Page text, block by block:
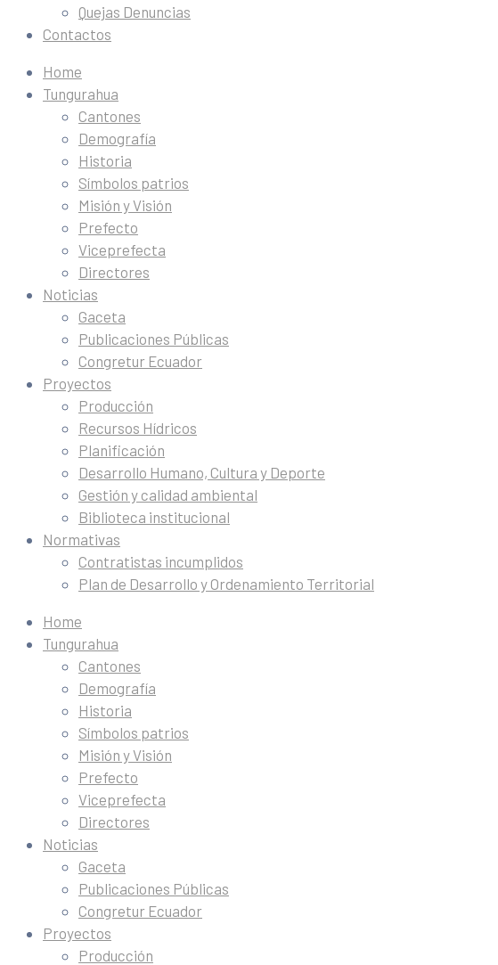
Quejas Denuncias
Contactos
Home
Tungurahua
Cantones
Demografía
Historia
Símbolos patrios
Misión y Visión
Prefecto
Viceprefecta
Directores
Noticias
Gaceta
Publicaciones Públicas
Congretur Ecuador
Proyectos
Producción
Recursos Hídricos
Planificación
Desarrollo Humano, Cultura y Deporte
Gestión y calidad ambiental
Biblioteca institucional
Normativas
Contratistas incumplidos
Plan de Desarrollo y Ordenamiento Territorial
Home
Tungurahua
Cantones
Demografía
Historia
Símbolos patrios
Misión y Visión
Prefecto
Viceprefecta
Directores
Noticias
Gaceta
Publicaciones Públicas
Congretur Ecuador
Proyectos
Producción